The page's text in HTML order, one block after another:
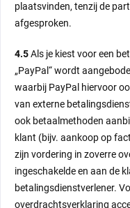
plaatsvinden, tenzij de
afgesproken.
4.5Als je kiest voor een
„PayPal“ wordt
waarbij PayPal hiervoor
van externe
ook betaalmethoden
klant (bijv. aankoop op
zijn vordering in zoverre
ingeschakelde en aan de
betalingsdienstverlener.
overdrachtsverklaring